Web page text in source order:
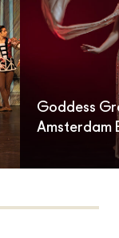
Goddess
Amsterdam